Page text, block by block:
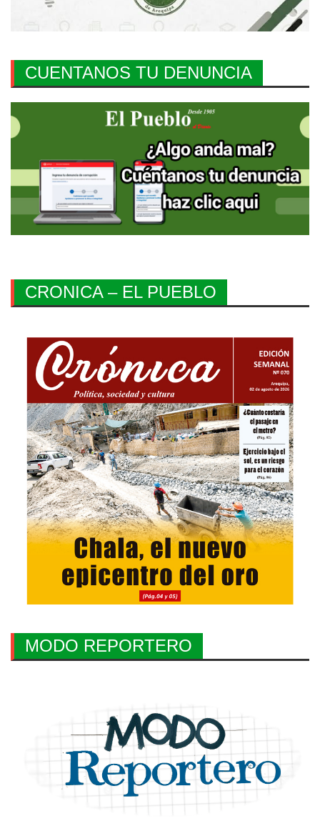
CUENTANOS TU DENUNCIA
CRONICA – EL PUEBLO
MODO REPORTERO